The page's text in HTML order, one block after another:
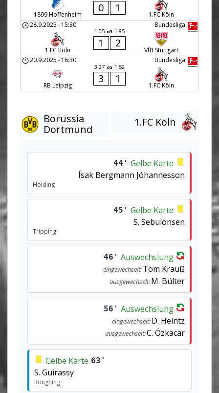
1899 Hoffenheim
0 1
1.FC Köln
Bundesliga
28.9.2025 -15:30
1.FC Köln
1.05 xG 1.85
1 2
VfB Stuttgart
Bundesliga
20.9.2025 -16:30
RB Leipzig
3.27 xG 1.52
3 1
1.FC Köln
Borussia
Dortmund
1.FC Köln
44' Gelbe Karte
Ísak Bergmann Jóhannesson
Holding
45' Gelbe Karte
S. Sebulonsen
Tripping
46' Auswechslung
eingewechselt:Tom Krauß
ausgewechselt:M. Bülter
56' Auswechslung
eingewechselt:D. Heintz
ausgewechselt:C. Özkacar
Gelbe Karte 63'
S. Guirassy
Roughing